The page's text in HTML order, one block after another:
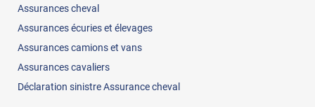
Assurancescheval
Assurancesécuries et élevages
Assurancescamions et vans
Assurancescavaliers
Déclaration sinistre Assurance cheval